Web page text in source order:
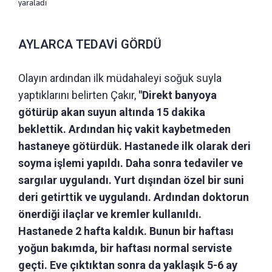
yaraladı
AYLARCA TEDAVİ GÖRDÜ
Olayın ardından ilk müdahaleyi soğuk suyla
yaptıklarını belirten Çakır, "Direkt banyoya
götürüp akan suyun altında 15 dakika
beklettik. Ardından hiç vakit kaybetmeden
hastaneye götürdük. Hastanede ilk olarak deri
soyma işlemi yapıldı. Daha sonra tedaviler ve
sargılar uygulandı. Yurt dışından özel bir suni
deri getirttik ve uygulandı. Ardından doktorun
önerdiği ilaçlar ve kremler kullanıldı.
Hastanede 2 hafta kaldık. Bunun bir haftası
yoğun bakımda, bir haftası normal serviste
geçti. Eve çıktıktan sonra da yaklaşık 5-6 ay